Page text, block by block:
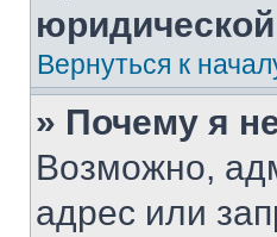
Вернуться к
» Почему я
Возможно,
адрес или